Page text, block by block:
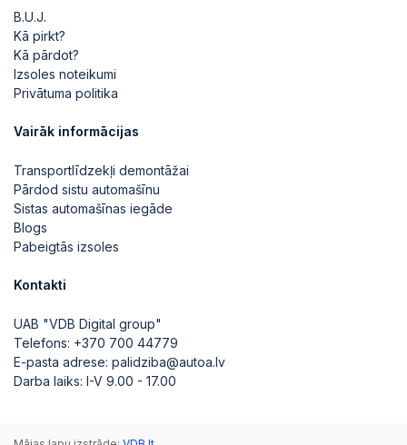
B.U.J.
Kā pirkt?
Kā pārdot?
Izsoles noteikumi
Privātuma politika
Vairāk informācijas
Transportlīdzekļi demontāžai
Pārdod sistu automašīnu
Sistas automašīnas iegāde
Blogs
Pabeigtās izsoles
Kontakti
UAB "VDB Digital group"
Telefons: +370 700 44779
E-pasta adrese: palidziba@autoa.lv
Darba laiks: I-V 9.00 - 17.00